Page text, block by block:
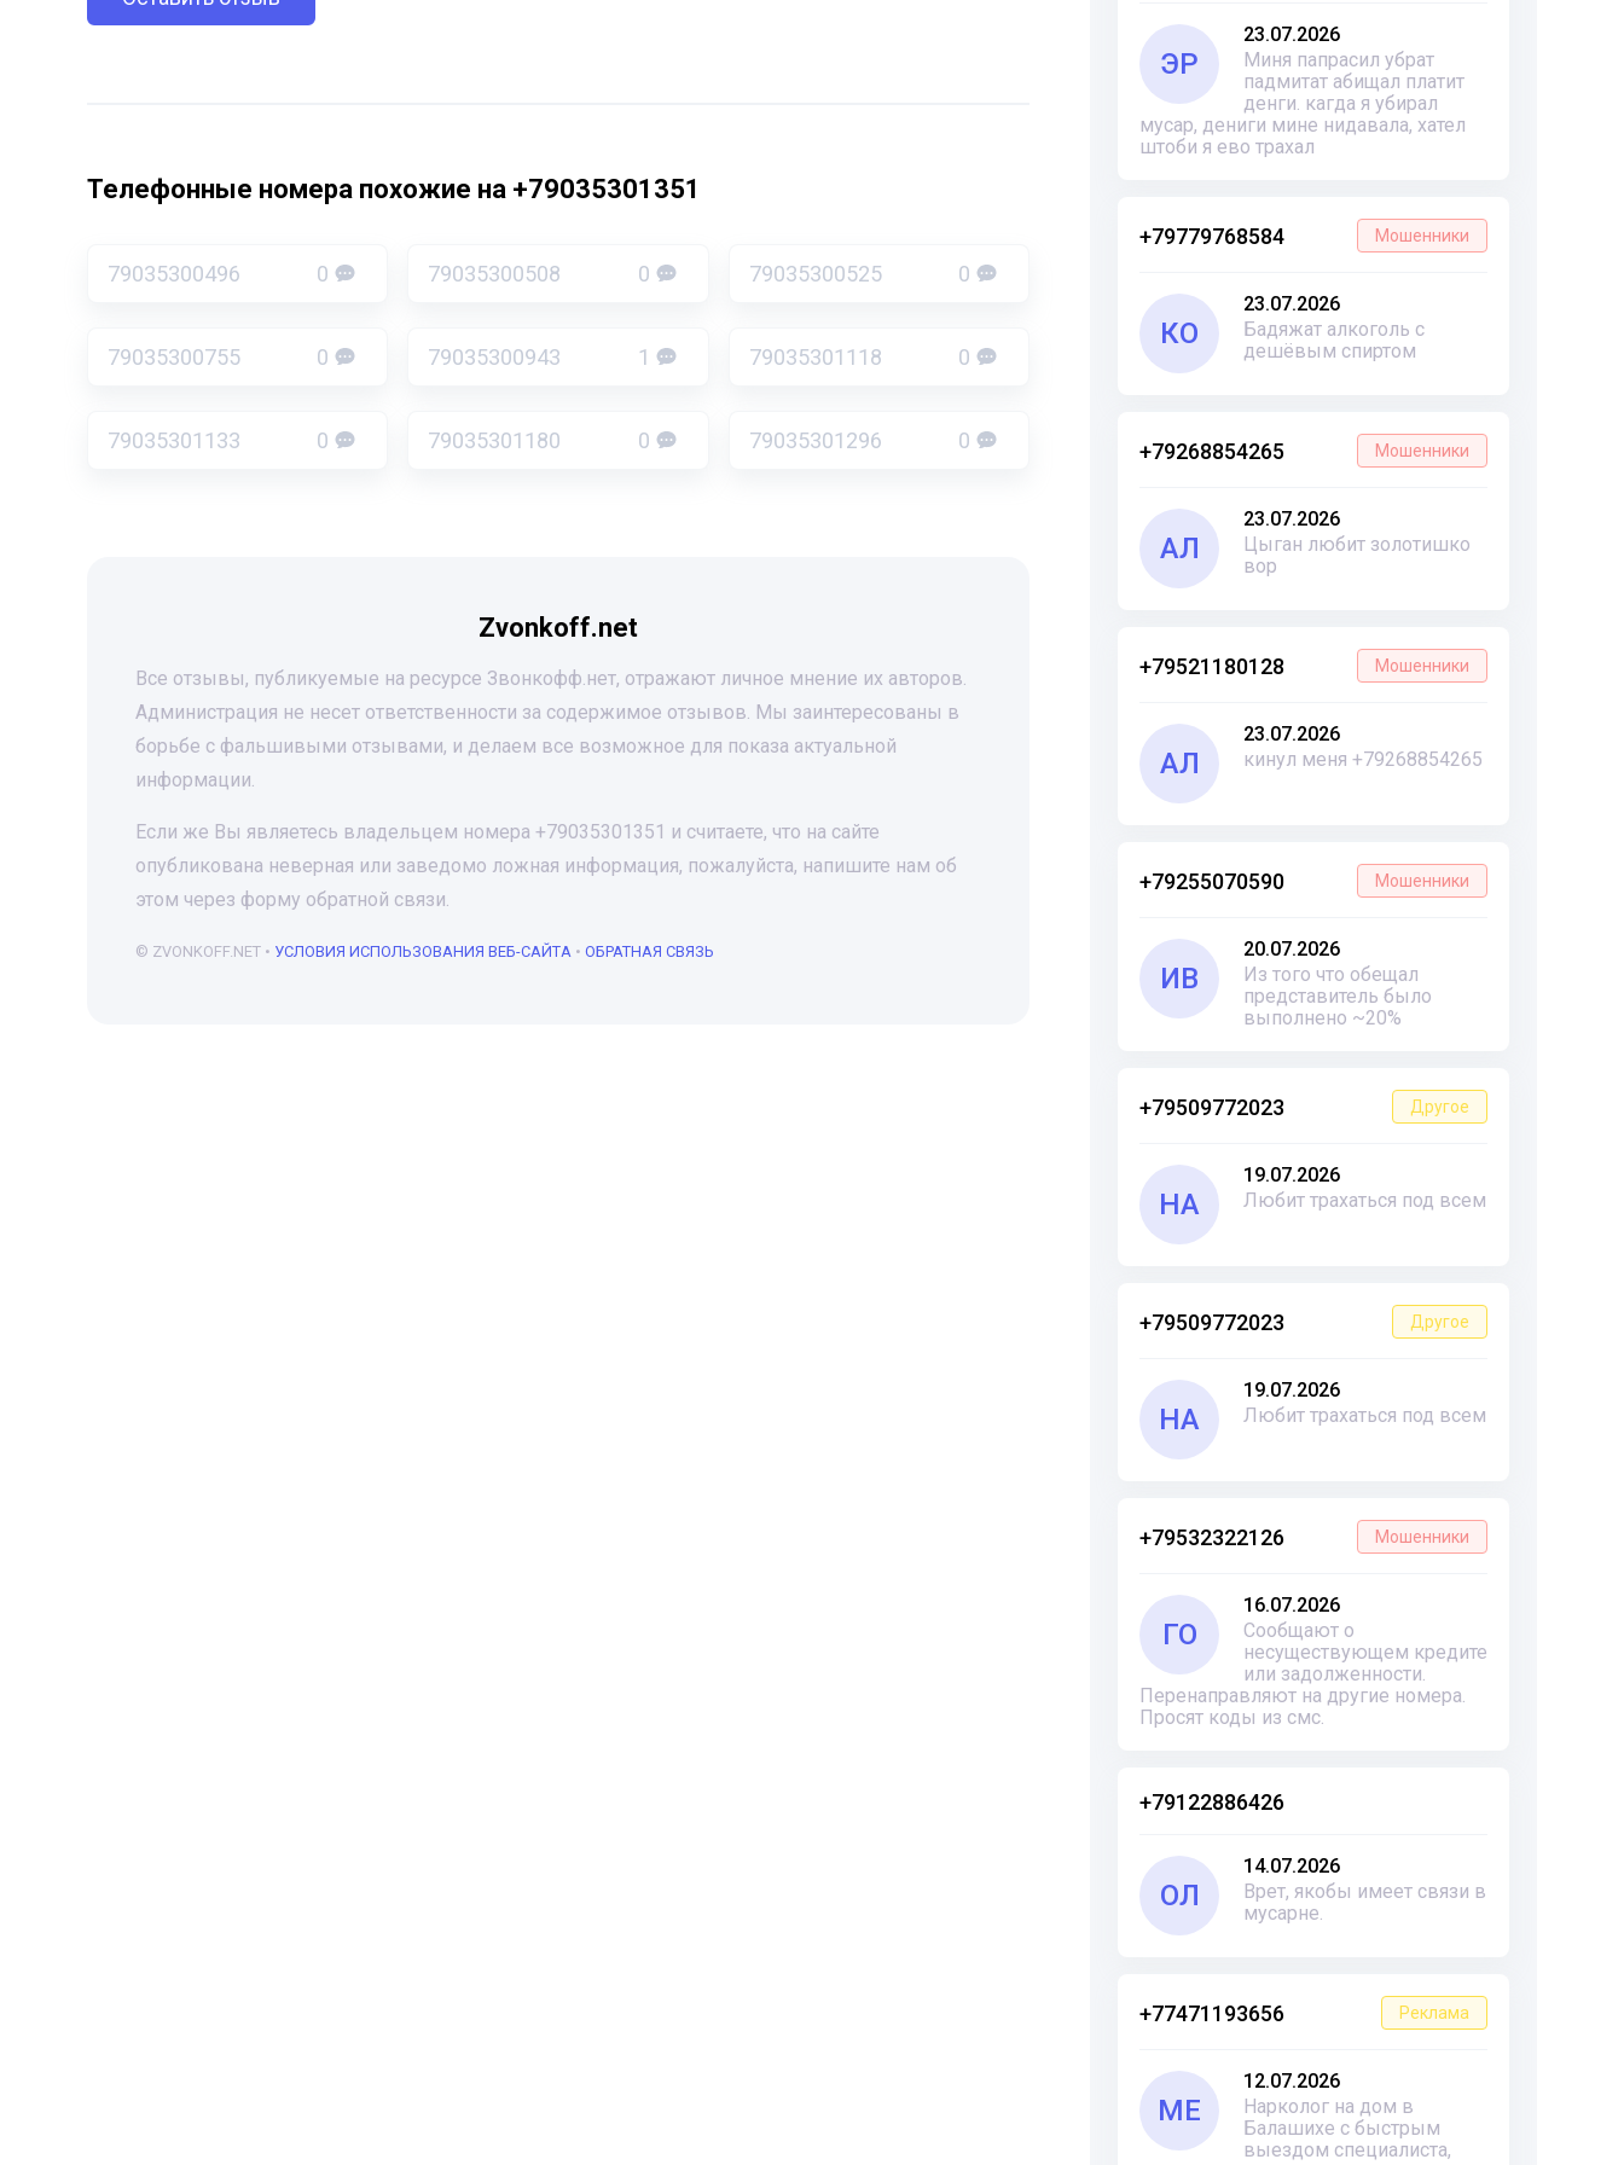
ЭР
23.07.2026
Миня папрасил убрат
падмитат абищал платит
денги. кагда я убирал
мусар, дениги мине нидавала, хател
штоби я ево трахал
+79779768584 Мошенники
КО
23.07.2026
Бадяжат алкоголь с
дешёвым спиртом
+79268854265 Мошенники
АЛ
23.07.2026
Цыган любит золотишко
вор
+79521180128 Мошенники
АЛ
23.07.2026
кинул меня +79268854265
+79255070590 Мошенники
ИВ
20.07.2026
Из того что обещал
представитель было
выполнено ~20%
+79509772023 Другое
НА
19.07.2026
Любит трахаться под всем
+79509772023 Другое
НА
19.07.2026
Любит трахаться под всем
+79532322126 Мошенники
ГО
16.07.2026
Сообщают о
несуществующем кредите
или задолженности.
Перенаправляют на другие номера.
Просят коды из смс.
+79122886426
ОЛ
14.07.2026
Врет, якобы имеет связи в
мусарне.
+77471193656 Реклама
ME
12.07.2026
Нарколог на дом в
Балашихе с быстрым
выездом специалиста,
Телефонные номера похожие на +79035301351
79035300496 0 79035300508 0 79035300525 0
79035300755 0 79035300943 1 79035301118 0
79035301133 0 79035301180 0 79035301296 0
Zvonkoff.net
Все отзывы, публикуемые на ресурсе Звонкофф.нет, отражают личное мнение их авторов.
Администрация не несет ответственности за содержимое отзывов. Мы заинтересованы в
борьбе с фальшивыми отзывами, и делаем все возможное для показа актуальной
информации.
Если же Вы являетесь владельцем номера +79035301351 и считаете, что на сайте
опубликована неверная или заведомо ложная информация, пожалуйста, напишите нам об
этом через форму обратной связи.
© ZVONKOFF.NET • УСЛОВИЯ ИСПОЛЬЗОВАНИЯ ВЕБ-САЙТА • ОБРАТНАЯ СВЯЗЬ